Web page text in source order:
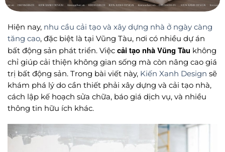
Hiện nay, nhu cầu cải tạo và xây dựng nhà ở ngày càng
tăng cao, đặc biệt là tại Vũng Tàu, nơi có nhiều dự án
bất động sản phát triển. Việc cải tạo nhà Vũng Tàu không
chỉ giúp cải thiện không gian sống mà còn nâng cao giá
trị bất động sản. Trong bài viết này, Kiến Xanh Design sẽ
khám phá lý do cần thiết phải xây dựng và cải tạo nhà,
cách lập kế hoạch sửa chữa, báo giá dịch vụ, và nhiều
thông tin hữu ích khác.